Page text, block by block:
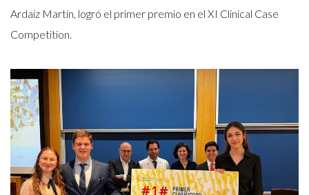
Ardaiz Martín, logró el primer premio en el XI Clinical Case
Competition.